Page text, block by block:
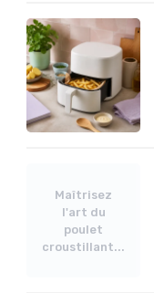
Maîtrisez
l'art du
poulet
croustillant...